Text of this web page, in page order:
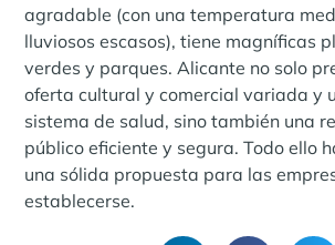
agradable (con una temperatura
lluviosos escasos), tiene magníficas
verdes y parques. Alicante no solo
oferta cultural y comercial variada y
sistema de salud, sino también una
público eficiente y segura. Todo ello
una sólida propuesta para las
establecerse.